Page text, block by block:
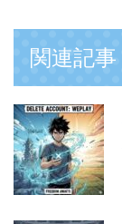
関連記事